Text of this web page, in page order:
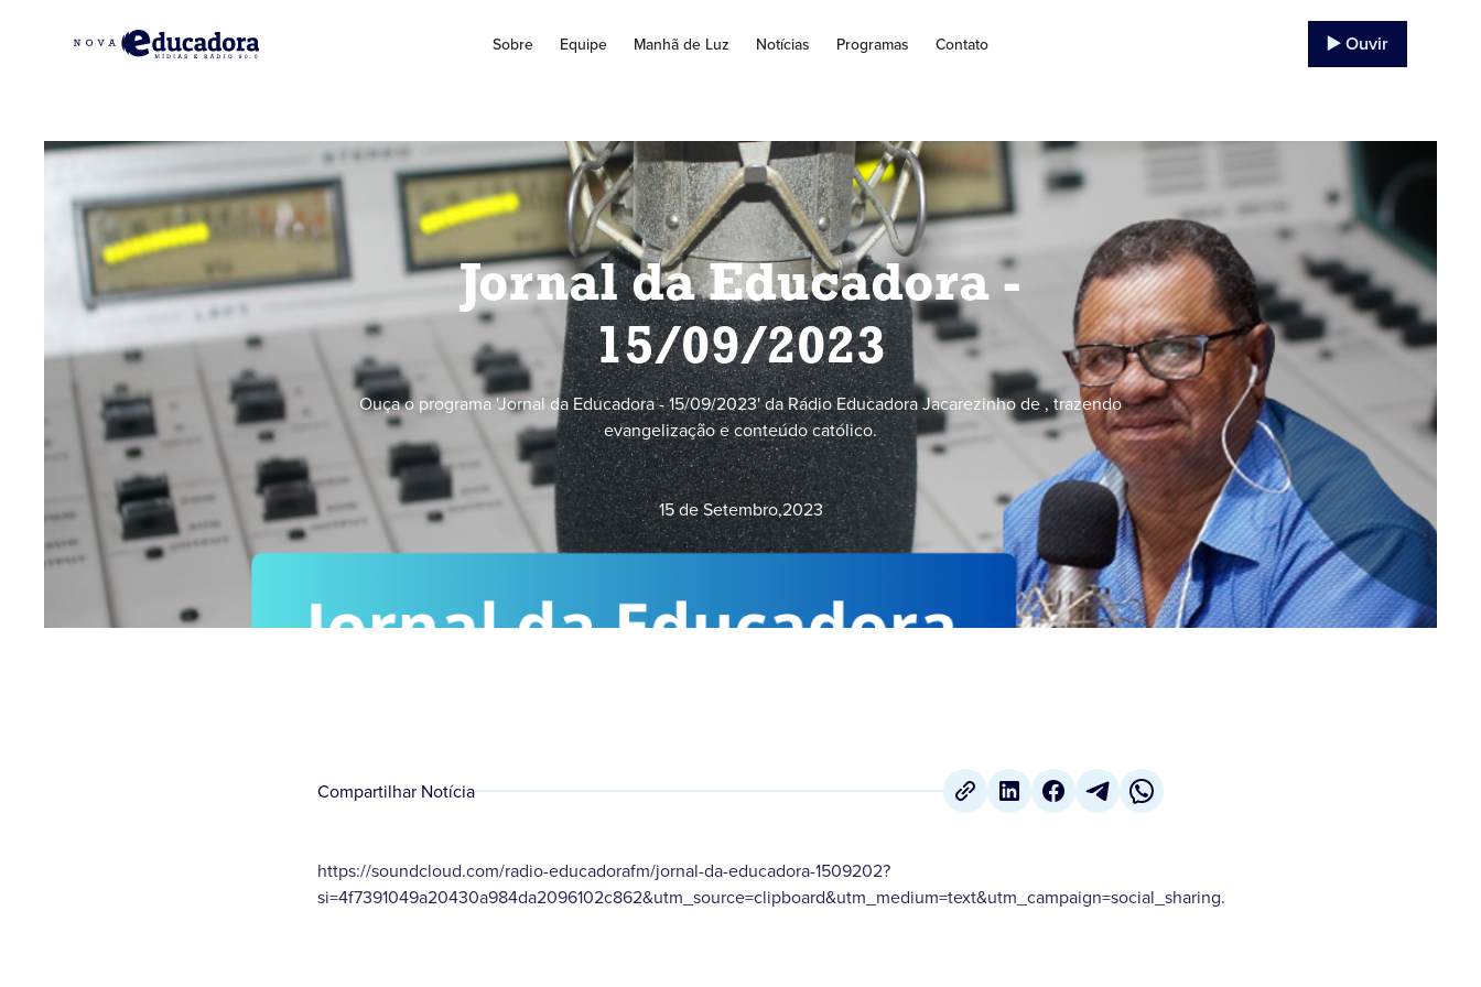
Sobre Equipe Manhã de Luz Notícias Programas Contato ▶️ Ouvir
Jornal da Educadora -
15/09/2023
Ouça o programa 'Jornal da Educadora - 15/09/2023' da Rádio Educadora Jacarezinho de , trazendo
evangelização e conteúdo católico.
15 de Setembro,2023
Compartilhar Notícia
https://soundcloud.com/radio-educadorafm/jornal-da-educadora-1509202?
si=4f7391049a20430a984da2096102c862&utm_source=clipboard&utm_medium=text&utm_campaign=social_sharing.